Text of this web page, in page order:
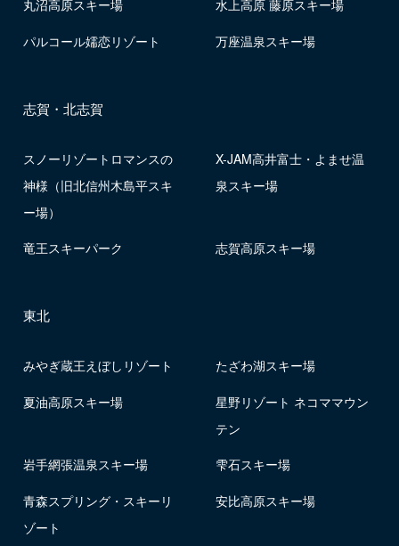
丸沼高原スキー場 水上高原 藤原スキー場
パルコール嬬恋リゾート 万座温泉スキー場
志賀・北志賀
スノーリゾートロマンスの
神様（旧北信州木島平スキ
ー場）
X-JAM高井富士・よませ温
泉スキー場
竜王スキーパーク 志賀高原スキー場
東北
みやぎ蔵王えぼしリゾート たざわ湖スキー場
夏油高原スキー場
星野リゾート ネコママウン
テン
岩手網張温泉スキー場 雫石スキー場
青森スプリング・スキーリ
ゾート
安比高原スキー場